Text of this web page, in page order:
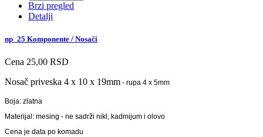
Brzi pregled
Detalji
np_25 Komponente / Nosači
Cena 25,00 RSD
Nosač priveska 4 x 10 x 19mm - rupa 4 x 5mm
Boja: zlatna
Materijal: mesing - ne sadrži nikl, kadmijum i olovo
Cena je data po komadu